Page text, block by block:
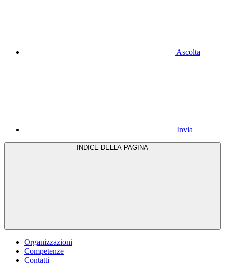
Ascolta
Invia
Organizzazioni
Competenze
Contatti